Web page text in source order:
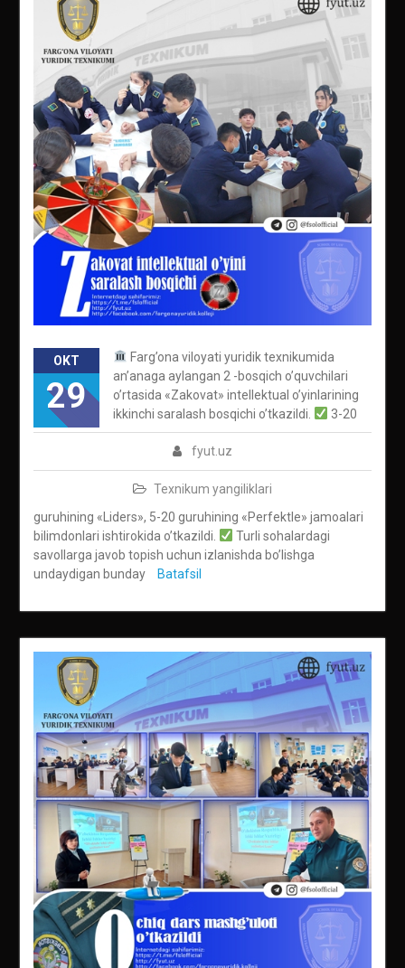
OKT
29
fyut.uz
Texnikum yangiliklari
Farg’ona viloyati yuridik texnikumida
an’anaga aylangan 2 -bosqich o’quvchilari
o’rtasida «Zakovat» intellektual o’yinlarining
ikkinchi saralash bosqichi o’tkazildi.
3-20
guruhining «Liders», 5-20 guruhining «Perfektle» jamoalari
bilimdonlari ishtirokida o’tkazildi.
Turli sohalardagi
savollarga javob topish uchun izlanishda bo’lishga
undaydigan bunday
Batafsil